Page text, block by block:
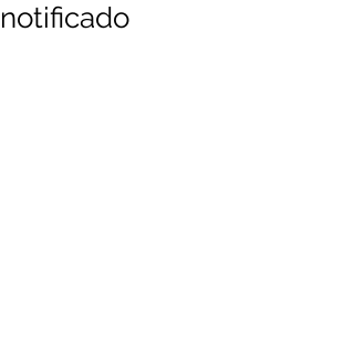
notificado